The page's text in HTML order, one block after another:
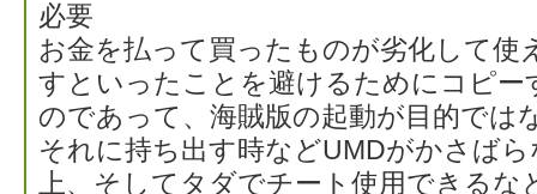
必要
お金を払って買ったものが劣化して使
すといったことを避けるためにコピ
のであって、海賊版の起動が目的では
それに持ち出す時などUMDがかさば
上、そしてタダでチート使用できるな